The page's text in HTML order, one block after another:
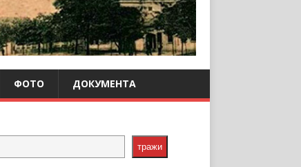
ФОТО ДОКУМЕНТА
тражи